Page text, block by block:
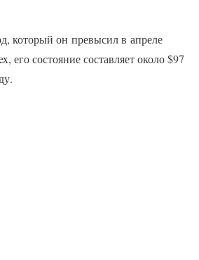
который он превысил в апреле
состояние составляет около $97